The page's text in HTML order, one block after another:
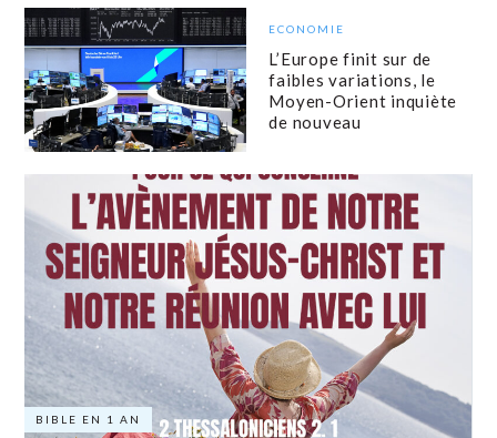
ECONOMIE
L’Europe finit sur de
faibles variations, le
Moyen-Orient inquiète
de nouveau
BIBLE EN 1 AN